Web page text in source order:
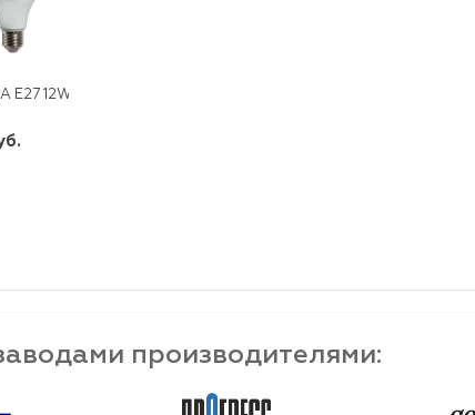
E27 12W 230V LED 6400K SBA6012
производителями: